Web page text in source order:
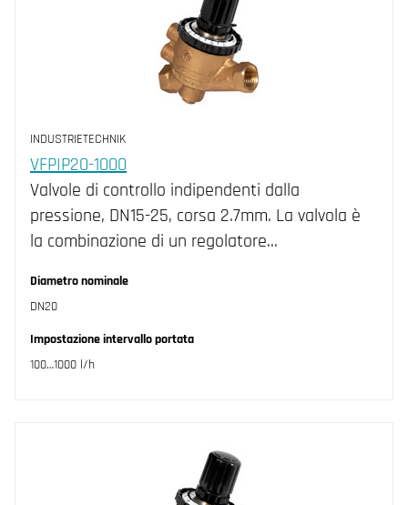
INDUSTRIETECHNIK
VFPIP20-1000
Valvole di controllo indipendenti dalla
pressione, DN15-25, corsa 2.7mm. La valvola è
la combinazione di un regolatore…
Diametro nominale
DN20
Impostazione intervallo portata
100…1000 l/h